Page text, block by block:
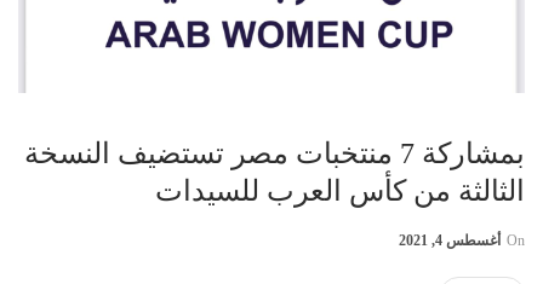
بمشاركة 7 منتخبات مصر تستضيف النسخة
الثالثة من كأس العرب للسيدات
On أغسطس 4, 2021